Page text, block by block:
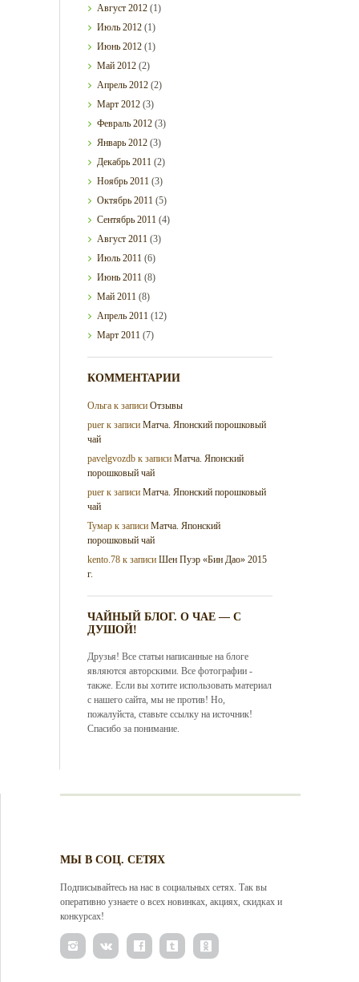
Август2012 (1)
Июль2012 (1)
Июнь2012 (1)
Май2012 (2)
Апрель2012 (2)
Март2012 (3)
Февраль2012 (3)
Январь2012 (3)
Декабрь2011 (2)
Ноябрь2011 (3)
Октябрь2011 (5)
Сентябрь2011 (4)
Август2011 (3)
Июль2011 (6)
Июнь2011 (8)
Май2011 (8)
Апрель2011 (12)
Март2011 (7)
КОММЕНТАРИИ
Ольга к записиОтзывы
puer к записиМатча. Японский порошковый
чай
pavelgvozdb к записиМатча. Японский
порошковый чай
puer к записиМатча. Японский порошковый
чай
Тумар к записиМатча. Японский
порошковый чай
kento.78 к записиШен Пуэр «Бин Дао» 2015
г.
ЧАЙНЫЙ БЛОГ. О ЧАЕ — С
ДУШОЙ!
Друзья! Все статьи написанные на блоге
являются авторскими. Все фотографии -
также. Если вы хотите использовать материал
с нашего сайта, мы не против! Но,
пожалуйста, ставьте ссылку на источник!
Спасибо за понимание.
МЫ В СОЦ. СЕТЯХ
Подписывайтесь на нас в социальных сетях. Так вы
оперативно узнаете о всех новинках, акциях, скидках и
конкурсах!